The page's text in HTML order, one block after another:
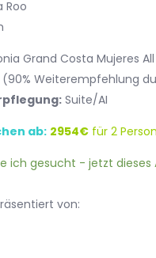
Roo
Grand Costa Mujeres
(90% Weiterempfehlung
Suite/AI
ab: 2954€ für 2
von: